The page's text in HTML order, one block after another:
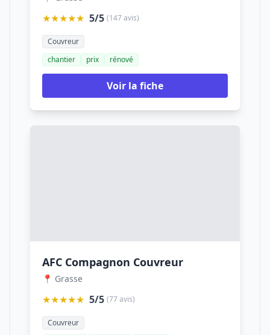
★★★★★ 5/5 (147 avis)
Couvreur
chantier
prix rénové
Voir la fiche
AFC Compagnon Couvreur
📍 Grasse
★★★★★ 5/5 (77 avis)
Couvreur